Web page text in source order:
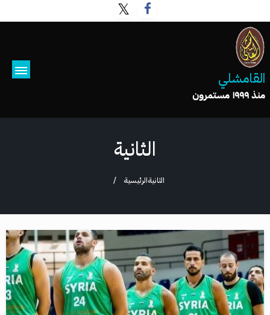
القامشلي
منذ ١٩٩٩ مستمرون
الثانية
الرئيسيةالثانية